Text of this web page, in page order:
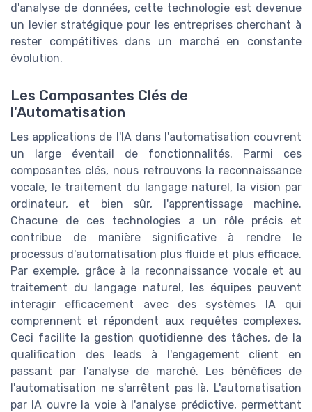
d'analyse de données, cette technologie est devenue
un levier stratégique pour les entreprises cherchant à
rester compétitives dans un marché en constante
évolution.
Les Composantes Clés de
l'Automatisation
Les applications de l'IA dans l'automatisation couvrent
un large éventail de fonctionnalités. Parmi ces
composantes clés, nous retrouvons la reconnaissance
vocale, le traitement du langage naturel, la vision par
ordinateur, et bien sûr, l'apprentissage machine.
Chacune de ces technologies a un rôle précis et
contribue de manière significative à rendre le
processus d'automatisation plus fluide et plus efficace.
Par exemple, grâce à la reconnaissance vocale et au
traitement du langage naturel, les équipes peuvent
interagir efficacement avec des systèmes IA qui
comprennent et répondent aux requêtes complexes.
Ceci facilite la gestion quotidienne des tâches, de la
qualification des leads à l'engagement client en
passant par l'analyse de marché. Les bénéfices de
l'automatisation ne s'arrêtent pas là. L'automatisation
par IA ouvre la voie à l'analyse prédictive, permettant